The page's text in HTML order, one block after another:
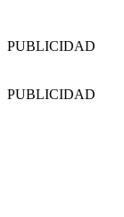
PUBLICIDAD
PUBLICIDAD